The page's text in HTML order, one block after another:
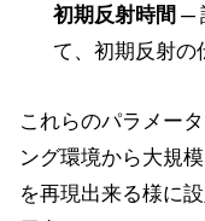
初期反射時間 —
て、初期反射
これらのパラメー
ング環境から大規
を再現出来る様に